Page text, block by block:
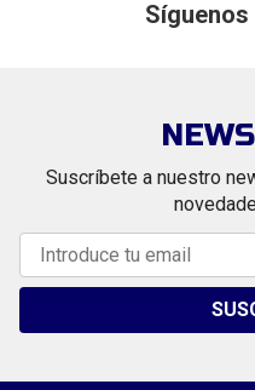
Síguenos
Suscríbete a nuestro